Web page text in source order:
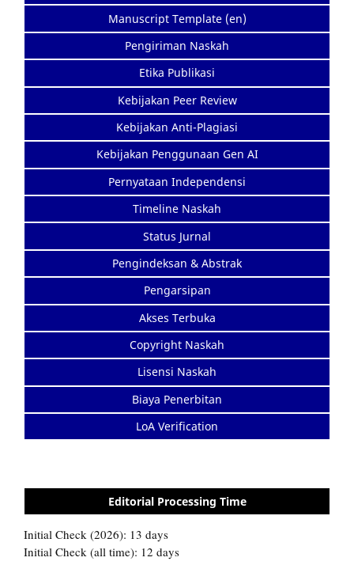
Manuscript Template (en)
Pengiriman Naskah
Etika Publikasi
Kebijakan Peer Review
Kebijakan Anti-Plagiasi
Kebijakan Penggunaan Gen AI
Pernyataan Independensi
Timeline Naskah
Status Jurnal
Pengindeksan & Abstrak
Pengarsipan
Akses Terbuka
Copyright Naskah
Lisensi Naskah
Biaya Penerbitan
LoA Verification
Editorial Processing Time